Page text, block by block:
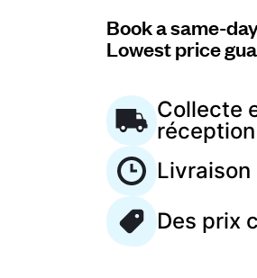
FR
Book a same-
Lowest price
Collecte
Des prix